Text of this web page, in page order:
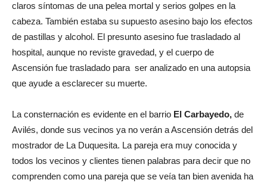
claros síntomas de una pelea mortal y serios golpes en la
cabeza. También estaba su supuesto asesino bajo los efectos
de pastillas y alcohol. El presunto asesino fue trasladado al
hospital, aunque no reviste gravedad, y el cuerpo de
Ascensión fue trasladado para ser analizado en una autopsia
que ayude a esclarecer su muerte.
La consternación es evidente en el barrio El Carbayedo, de
Avilés, donde sus vecinos ya no verán a Ascensión detrás del
mostrador de La Duquesita. La pareja era muy conocida y
todos los vecinos y clientes tienen palabras para decir que no
comprenden como una pareja que se veía tan bien avenida ha